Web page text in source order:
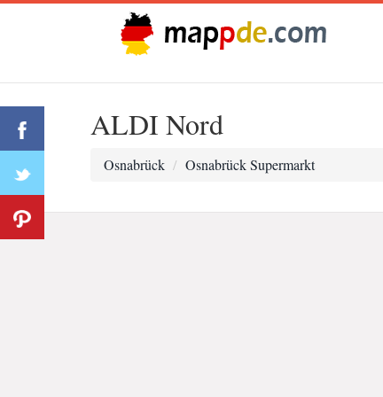
ALDI Nord
Osnabrück Osnabrück Supermarkt